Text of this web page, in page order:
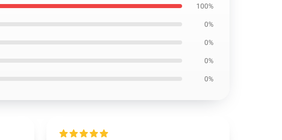
100%
0%
0%
0%
0%